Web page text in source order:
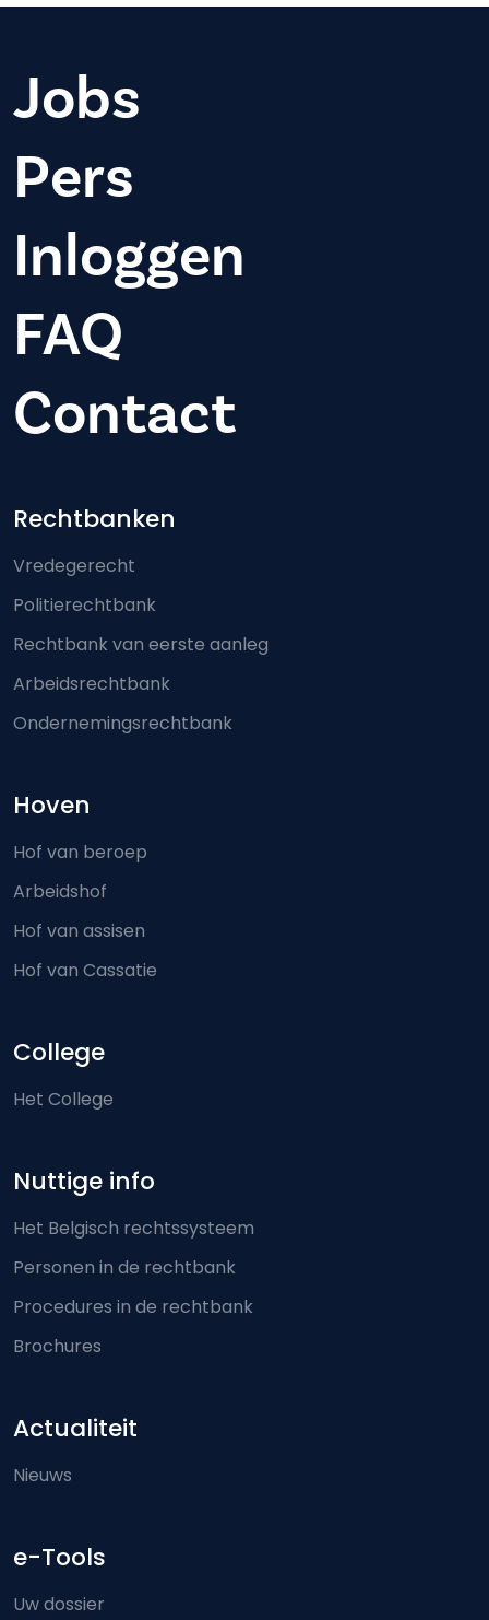
Jobs
Pers
Inloggen
FAQ
Contact
Footer-menu
Rechtbanken
Vredegerecht
Politierechtbank
Rechtbank van eerste aanleg
Arbeidsrechtbank
Ondernemingsrechtbank
Hoven
Hof van beroep
Arbeidshof
Hof van assisen
Hof van Cassatie
College
Het College
Nuttige info
Het Belgisch rechtssysteem
Personen in de rechtbank
Procedures in de rechtbank
Brochures
Actualiteit
Nieuws
e-Tools
Uw dossier